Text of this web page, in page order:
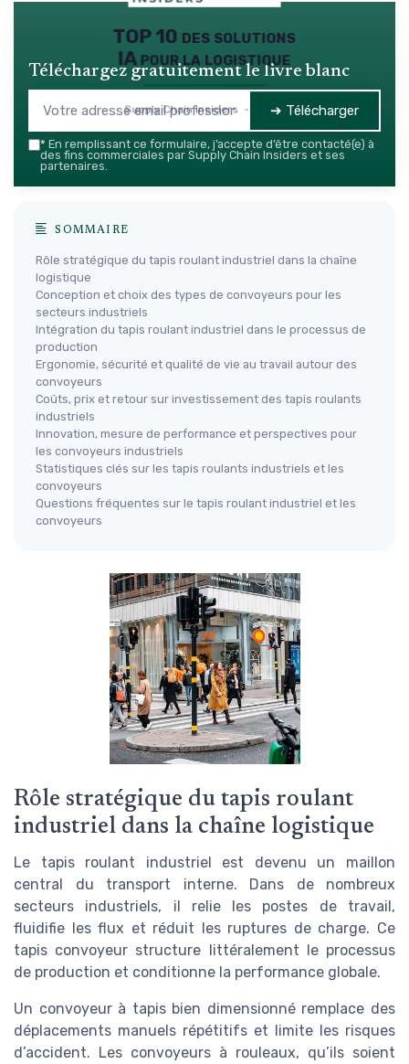
TOP 10 des solutions
IA pour la logistique
Supply Chain Insiders — 2026
Téléchargez gratuitement le livre blanc
➔ Télécharger
* En remplissant ce formulaire, j’accepte d’être contacté(e) à
des fins commerciales par Supply Chain Insiders et ses
partenaires.
SOMMAIRE
Rôle stratégique du tapis roulant industriel dans la chaîne
logistique
Conception et choix des types de convoyeurs pour les
secteurs industriels
Intégration du tapis roulant industriel dans le processus de
production
Ergonomie, sécurité et qualité de vie au travail autour des
convoyeurs
Coûts, prix et retour sur investissement des tapis roulants
industriels
Innovation, mesure de performance et perspectives pour
les convoyeurs industriels
Statistiques clés sur les tapis roulants industriels et les
convoyeurs
Questions fréquentes sur le tapis roulant industriel et les
convoyeurs
Rôle stratégique du tapis roulant
industriel dans la chaîne logistique
Le tapis roulant industriel est devenu un maillon
central du transport interne. Dans de nombreux
secteurs industriels, il relie les postes de travail,
fluidifie les flux et réduit les ruptures de charge. Ce
tapis convoyeur structure littéralement le processus
de production et conditionne la performance globale.
Un convoyeur à tapis bien dimensionné remplace des
déplacements manuels répétitifs et limite les risques
d’accident. Les convoyeurs à rouleaux, qu’ils soient